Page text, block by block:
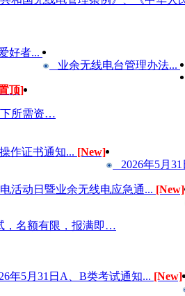
好者...
业余无线电台管理办法...
顶]
所需资…
作证书通知... [New]
2026年5月
活动日暨业余无线电应急通... [New]
，名额有限，报满即…
年5月31日A、B类考试通知... [New]